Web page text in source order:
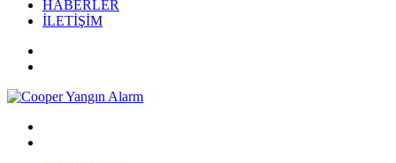
HABERLER
İLETİŞİM